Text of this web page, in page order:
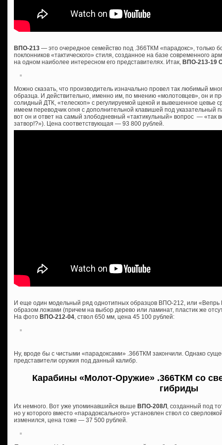
ВПО-213 — это очередное семейство под .366ТКМ «парадокс», только
поклонников «тактического» стиля, созданное на базе современного
на одном наиболее интересном его представителях. Итак, ВПО-213-19
Можно сказать, что производитель изначально провел так любимый
образца. И действительно, именно им, по мнению «молотовцев», он и
солидный ДТК, «телескоп» с регулируемой щекой и вывешенное цевье
имеем переводчик огня с дополнительной клавишей под указательный
вот он и ответ на самый злободневный «тактикульный» вопрос — «так
затвор!?»). Цена соответствующая — 93 800 рублей.
И еще один модельный ряд однотипных образцов ВПО-212, или
образом ложами (причем на выбор дерево или ламинат, пластик же
На фото ВПО-212-04, ствол 650 мм, цена 45 100 рублей:
Ну, вроде бы с чистыми «парадоксами» .366ТКМ закончили. Однако
представители оружия под данный калибр.
Карабины «Молот-Оружие» .366ТКМ со
гибриды
Их немного. Вот уже упоминавшийся выше ВПО-208Л , созданный под
но у которого вместо «парадоксального» установлен ствол со
изменился, цена тоже — 37 500 рублей.